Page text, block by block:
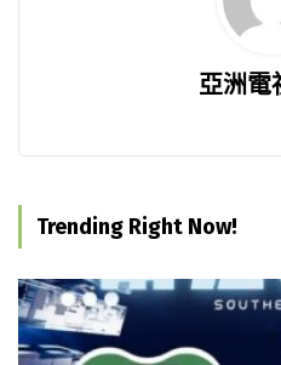
亞洲電
Trending Right Now!